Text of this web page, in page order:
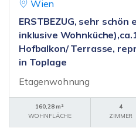
Wien
ERSTBEZUG, sehr
inklusive
Hofbalkon/ Terrasse,
in Toplage
Etagenwohnung
160,28 m²
WOHNFLÄCHE
4
ZIMMER